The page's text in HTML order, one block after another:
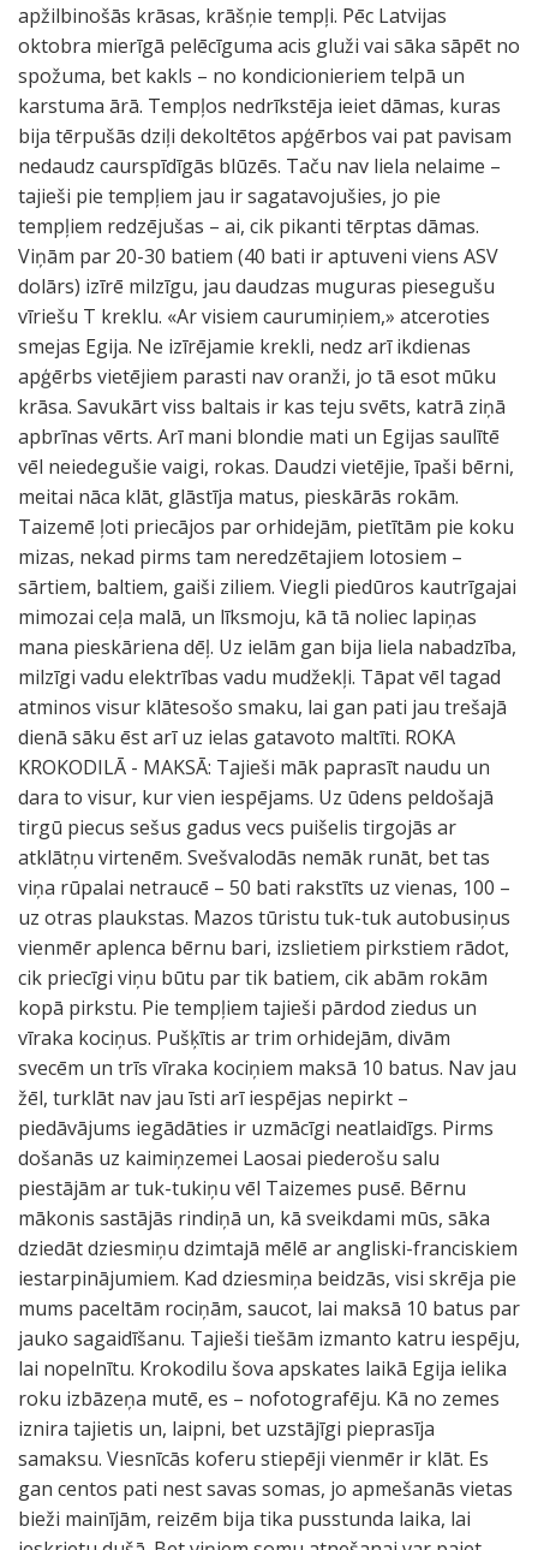
apžilbinošās krāsas, krāšņie tempļi. Pēc Latvijas
oktobra mierīgā pelēcīguma acis gluži vai sāka sāpēt no
spožuma, bet kakls – no kondicionieriem telpā un
karstuma ārā. Tempļos nedrīkstēja ieiet dāmas, kuras
bija tērpušās dziļi dekoltētos apģērbos vai pat pavisam
nedaudz caurspīdīgās blūzēs. Taču nav liela nelaime –
tajieši pie tempļiem jau ir sagatavojušies, jo pie
tempļiem redzējušas – ai, cik pikanti tērptas dāmas.
Viņām par 20-30 batiem (40 bati ir aptuveni viens ASV
dolārs) izīrē milzīgu, jau daudzas muguras piesegušu
vīriešu T kreklu. «Ar visiem caurumiņiem,» atceroties
smejas Egija. Ne izīrējamie krekli, nedz arī ikdienas
apģērbs vietējiem parasti nav oranži, jo tā esot mūku
krāsa. Savukārt viss baltais ir kas teju svēts, katrā ziņā
apbrīnas vērts. Arī mani blondie mati un Egijas saulītē
vēl neiedegušie vaigi, rokas. Daudzi vietējie, īpaši bērni,
meitai nāca klāt, glāstīja matus, pieskārās rokām.
Taizemē ļoti priecājos par orhidejām, pietītām pie koku
mizas, nekad pirms tam neredzētajiem lotosiem –
sārtiem, baltiem, gaiši ziliem. Viegli piedūros kautrīgajai
mimozai ceļa malā, un līksmoju, kā tā noliec lapiņas
mana pieskāriena dēļ. Uz ielām gan bija liela nabadzība,
milzīgi vadu elektrības vadu mudžekļi. Tāpat vēl tagad
atminos visur klātesošo smaku, lai gan pati jau trešajā
dienā sāku ēst arī uz ielas gatavoto maltīti. ROKA
KROKODILĀ - MAKSĀ: Tajieši māk paprasīt naudu un
dara to visur, kur vien iespējams. Uz ūdens peldošajā
tirgū piecus sešus gadus vecs puišelis tirgojās ar
atklātņu virtenēm. Svešvalodās nemāk runāt, bet tas
viņa rūpalai netraucē – 50 bati rakstīts uz vienas, 100 –
uz otras plaukstas. Mazos tūristu tuk-tuk autobusiņus
vienmēr aplenca bērnu bari, izslietiem pirkstiem rādot,
cik priecīgi viņu būtu par tik batiem, cik abām rokām
kopā pirkstu. Pie tempļiem tajieši pārdod ziedus un
vīraka kociņus. Pušķītis ar trim orhidejām, divām
svecēm un trīs vīraka kociņiem maksā 10 batus. Nav jau
žēl, turklāt nav jau īsti arī iespējas nepirkt –
piedāvājums iegādāties ir uzmācīgi neatlaidīgs. Pirms
došanās uz kaimiņzemei Laosai piederošu salu
piestājām ar tuk-tukiņu vēl Taizemes pusē. Bērnu
mākonis sastājās rindiņā un, kā sveikdami mūs, sāka
dziedāt dziesmiņu dzimtajā mēlē ar angliski-franciskiem
iestarpinājumiem. Kad dziesmiņa beidzās, visi skrēja pie
mums paceltām rociņām, saucot, lai maksā 10 batus par
jauko sagaidīšanu. Tajieši tiešām izmanto katru iespēju,
lai nopelnītu. Krokodilu šova apskates laikā Egija ielika
roku izbāzeņa mutē, es – nofotografēju. Kā no zemes
iznira tajietis un, laipni, bet uzstājīgi pieprasīja
samaksu. Viesnīcās koferu stiepēji vienmēr ir klāt. Es
gan centos pati nest savas somas, jo apmešanās vietas
bieži mainījām, reizēm bija tika pusstunda laika, lai